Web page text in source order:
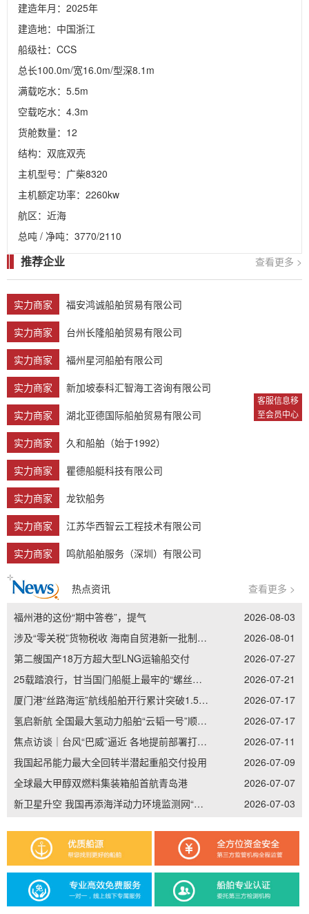
客服信息移
至会员中心
建造年月：2025年
建造地：中国浙江
船级社：CCS
总长100.0m/宽16.0m/型深8.1m
满载吃水：5.5m
空载吃水：4.3m
货舱数量：12
结构：双底双壳
主机型号：广柴8320
主机额定功率：2260kw
航区：近海
总吨 / 净吨：3770/2110
推荐企业 查看更多 >
实力商家
福安鸿诚船舶贸易有限公司
实力商家
台州长隆船舶贸易有限公司
实力商家
福州星河船舶有限公司
实力商家
新加坡泰科汇智海工咨询有限公司
实力商家
湖北亚德国际船舶贸易有限公司
实力商家
久和船舶（始于1992）
实力商家
瞿德船艇科技有限公司
实力商家
龙钦船务
实力商家
江苏华西智云工程技术有限公司
实力商家
鸣航船舶服务（深圳）有限公司
热点资讯 查看更多 >
福州港的这份“期中答卷”，提气
2026-08-03
涉及“零关税”货物税收 海南自贸港新一批制度集成创新案例发布
2026-08-01
第二艘国产18万方超大型LNG运输船交付
2026-07-27
25载踏浪行，甘当国门船艇上最牢的“螺丝钉”——记南通边检老兵李加立的“硬核”坚守
2026-07-21
厦门港“丝路海运”航线船舶开行累计突破1.5万艘次
2026-07-17
氢启新航 全国最大氢动力船舶“云韬一号”顺利吉水
2026-07-17
焦点访谈｜台风“巴威”逼近 各地提前部署打好防御主动仗
2026-07-11
我国起吊能力最大全回转半潜起重船交付投用
2026-07-09
全球最大甲醇双燃料集装箱船首航青岛港
2026-07-07
新卫星升空 我国再添海洋动力环境监测网“天眼”
2026-07-03